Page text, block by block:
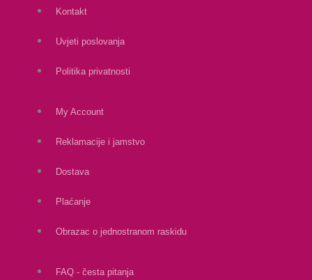
Kontakt
Uvjeti poslovanja
Politika privatnosti
My Account
Reklamacije i jamstvo
Dostava
Plaćanje
Obrazac o jednostranom raskidu
FAQ - česta pitanja